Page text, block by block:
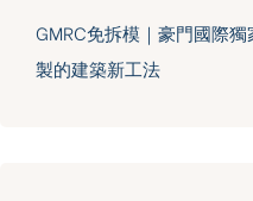
GMRC免拆模｜豪門國際
製的建築新工法